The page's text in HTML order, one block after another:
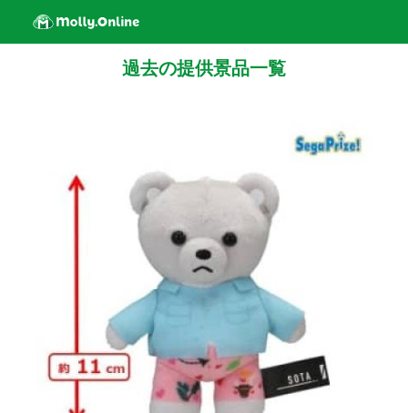
過去の提供景品一覧